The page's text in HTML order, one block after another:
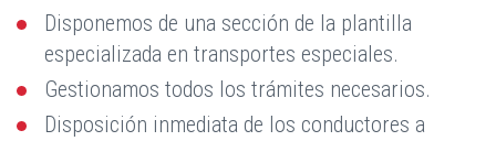
Disponemos de una sección de la plantilla
especializada en transportes especiales.
Gestionamos todos los trámites necesarios.
Disposición inmediata de los conductores a